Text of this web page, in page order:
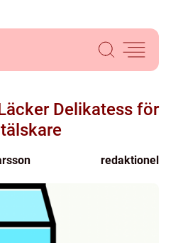
Delikatess för
redaktionel